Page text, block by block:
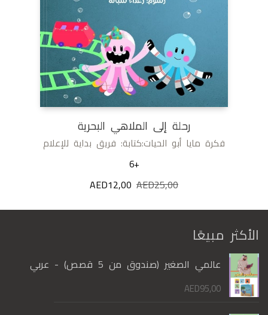
رحلة إلى الملاهي البحرية
فكرة مايا أبو الحيات:كتابة: فريق بداية للإعلام
+6
AED25,00
السعر
هو:
AED12,00
السعر
هو:
الأكثر مبيعًا
عالمي الصغير (صندوق من 5 قصص) - عربي
AED95,00